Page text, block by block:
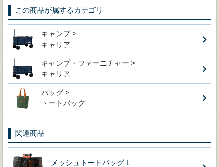
この商品が属するカテゴリ
キャンプ >
キャリア
キャンプ・ファーニチャー >
キャリア
バッグ >
トートバッグ
関連商品
メッシュトートバッグ L